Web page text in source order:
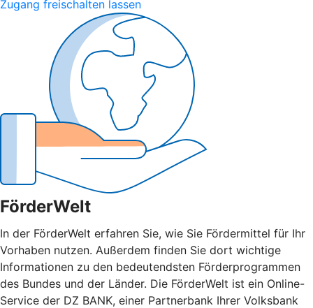
Zugang freischalten lassen
FörderWelt
In der FörderWelt erfahren Sie, wie Sie Fördermittel für Ihr
Vorhaben nutzen. Außerdem finden Sie dort wichtige
Informationen zu den bedeutendsten Förderprogrammen
des Bundes und der Länder. Die FörderWelt ist ein Online-
Service der DZ BANK, einer Partnerbank Ihrer Volksbank